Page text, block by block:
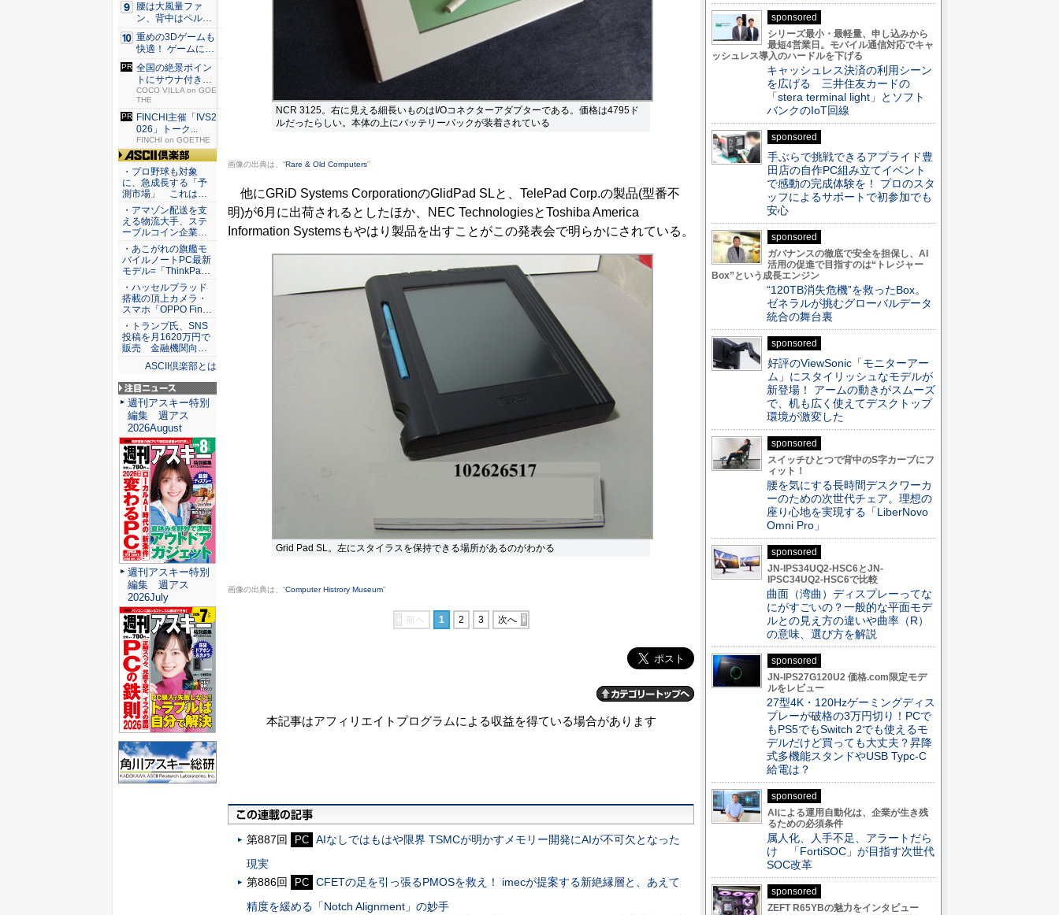
NCR 3125。右に見える細長いものはI/Oコネクターアダプターである。価格は4795ド
ルだったらしい。本体の上にバッテリーパックが装着されている
画像の出典は、“Rare & Old Computers”
他にGRiD Systems CorporationのGlidPad SLと、TelePad Corp.の製品(型番不
明)が6月に出荷されるとしたほか、NEC TechnologiesとToshiba America
Information Systemsもやはり製品を出すことがこの発表会で明らかにされている。
Grid Pad SL。左にスタイラスを保持できる場所があるのがわかる
画像の出典は、“Computer Histrory Museum”
前へ 1 2 3 次へ
本記事はアフィリエイトプログラムによる収益を得ている場合があります
第887回 PC AIなしではもはや限界 TSMCが明かすメモリー開発にAIが不可欠となった
現実
第886回
PC CFETの足を引っ張るPMOSを救え！ imecが提案する新絶縁層と、あえて
精度を緩める「Notch Alignment」の妙手
腰は大風量ファ
ン、背中はペルチ
ェ冷却。ダ...
重めの3Dゲームも
快適！ ゲームに強
いH...
全国の絶景ポイン
トにサウナ付きの
シェア別...
COCO VILLA on GOE
THE
FINCHI主催「IVS2
026」トーク...
FINCHI on GOETHE
ASCII倶楽部
・プロ野球も対象
に、急成長する「予
測市場」 これは…
・アマゾン配送を支
える物流大手、ステ
ーブルコイン企業…
・あこがれの旗艦モ
バイルノートPC最新
モデル=「ThinkPa…
・ハッセルブラッド
搭載の頂上カメラ・
スマホ「OPPO Fin…
・トランプ氏、SNS
投稿を月1620万円で
販売 金融機関向…
ASCII倶楽部とは
注目ニュース
週刊アスキー特別
編集 週アス
2026August
週刊アスキー特別
編集 週アス
2026July
sponsored
シリーズ最小・最軽量、申し込みから
最短4営業日。モバイル通信対応でキャ
ッシュレス導入のハードルを下げる
キャッシュレス決済の利用シーン
を広げる 三井住友カードの
「stera terminal light」とソフト
バンクのIoT回線
sponsored
手ぶらで挑戦できるアプライド豊
田店の自作PC組み立てイベント
で感動の完成体験を！ プロのスタ
ッフによるサポートで初参加でも
安心
sponsored
ガバナンスの徹底で安全を担保し、AI
活用の促進で目指すのは“トレジャー
Box”という成長エンジン
“120TB消失危機”を救ったBox。
ゼネラルが挑むグローバルデータ
統合の舞台裏
sponsored
好評のViewSonic「モニターアー
ム」にスタイリッシュなモデルが
新登場！ アームの動きがスムーズ
で、机も広く使えてデスクトップ
環境が激変した
sponsored
スイッチひとつで背中のS字カーブにフ
ィット！
腰を気にする長時間デスクワーカ
ーのための次世代チェア。理想の
座り心地を実現する「LiberNovo
Omni Pro」
sponsored
JN-IPS34UQ2-HSC6とJN-
IPSC34UQ2-HSC6で比較
曲面（湾曲）ディスプレーってな
にがすごいの？一般的な平面モデ
ルとの見え方の違いや曲率（R）
の意味、選び方を解説
sponsored
JN-IPS27G120U2 価格.com限定モデ
ルをレビュー
27型4K・120Hzゲーミングディス
プレーが破格の3万円切り！PCで
もPS5でもSwitch 2でも使えるモ
デルだけど買っても大丈夫？昇降
式多機能スタンドやUSB Typc-C
給電は？
sponsored
AIによる運用自動化は、企業が生き残
るための必須条件
属人化、人手不足、アラートだら
け 「FortiSOC」が目指す次世代
SOC改革
sponsored
ZEFT R65YBの魅力をインタビュー